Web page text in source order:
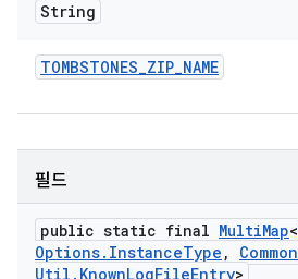
String
TOMBSTONES_ZIP_NAME
필드
public static final MultiMap<
Options. InstanceType , Common
Util . KnownLogFileEntry>